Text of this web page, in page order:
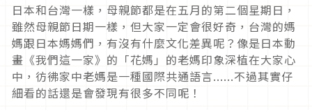
日本和台灣一樣，母親節都是在五月的第二個星期日，
雖然母親節日期一樣，但大家一定會很好奇，台灣的媽
媽跟日本媽媽們，有沒有什麼文化差異呢？像是日本動
畫《我們這一家》的「花媽」的老媽印象深植在大家心
中，彷彿家中老媽是一種國際共通語言......不過其實仔
細看的話還是會發現有很多不同呢！